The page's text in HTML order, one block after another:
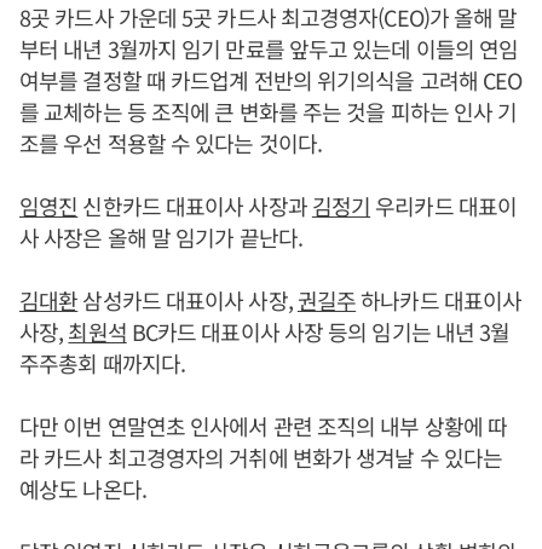
8곳 카드사 가운데 5곳 카드사 최고경영자(CEO)가 올해 말
부터 내년 3월까지 임기 만료를 앞두고 있는데 이들의 연임
여부를 결정할 때 카드업계 전반의 위기의식을 고려해 CEO
를 교체하는 등 조직에 큰 변화를 주는 것을 피하는 인사 기
조를 우선 적용할 수 있다는 것이다.
임영진 신한카드 대표이사 사장과김정기 우리카드 대표이
사 사장은 올해 말 임기가 끝난다.
김대환삼성카드 대표이사 사장,권길주하나카드 대표이사
사장,최원석 BC카드 대표이사 사장 등의 임기는 내년 3월
주주총회 때까지다.
다만 이번 연말연초 인사에서 관련 조직의 내부 상황에 따
라 카드사 최고경영자의 거취에 변화가 생겨날 수 있다는
예상도 나온다.